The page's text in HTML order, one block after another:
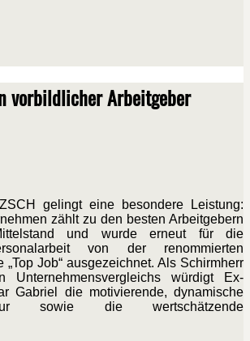
vorbildlicher Arbeitgeber
gelingt eine besondere Leistung:
zählt zu den besten Arbeitgebern
und wurde erneut für die
von der renommierten
„Top Job“ ausgezeichnet. Als Schirmherr
Unternehmensvergleichs würdigt Ex-
Gabriel die motivierende, dynamische
sowie die wertschätzende